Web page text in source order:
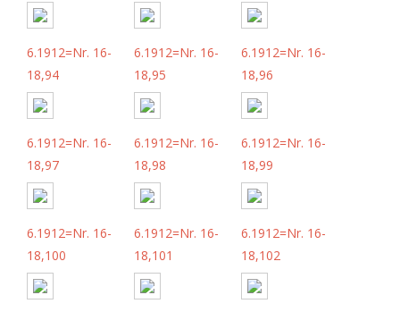
6.1912=Nr. 16-
18,94
6.1912=Nr. 16-
18,95
6.1912=Nr. 16-
18,96
6.1912=Nr. 16-
18,97
6.1912=Nr. 16-
18,98
6.1912=Nr. 16-
18,99
6.1912=Nr. 16-
18,100
6.1912=Nr. 16-
18,101
6.1912=Nr. 16-
18,102